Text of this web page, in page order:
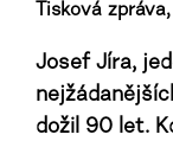
Tisková
Josef Jíra,
dožil 90 let.